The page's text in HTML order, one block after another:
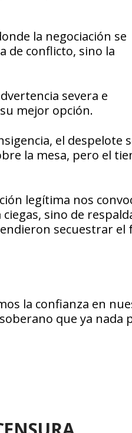
la negociación se
de conflicto, sino la
severa e
mejor opción.
el despelote
la mesa, pero el
legítima nos
sino de
secuestrar
la confianza en
que ya nada